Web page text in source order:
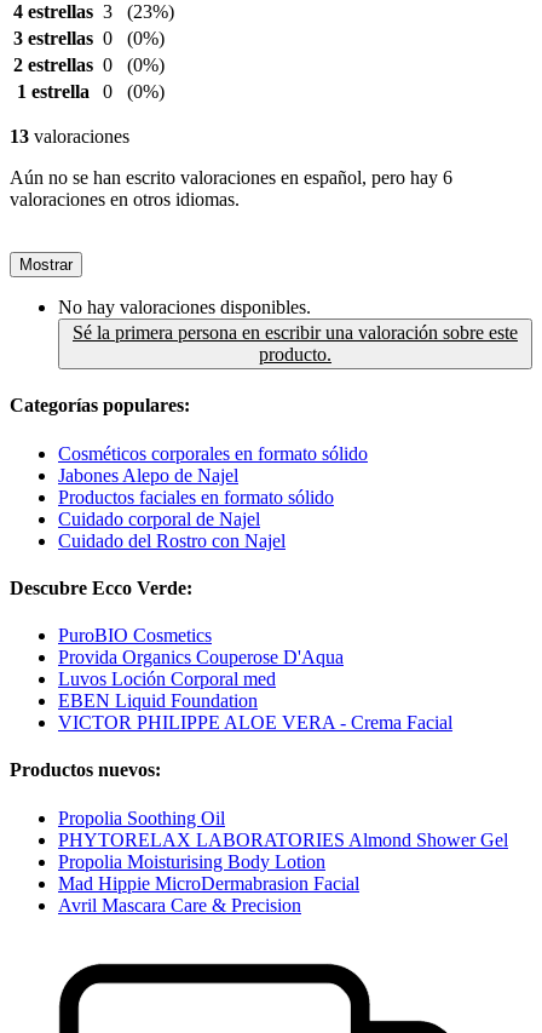
4 estrellas 3
(23%)
3 estrellas 0
(0%)
2 estrellas 0
(0%)
1 estrella
0 (0%)
13 valoraciones
Aún no se han escrito valoraciones en español, pero hay 6
valoraciones en otros idiomas.
Mostrar
No hay valoraciones disponibles.
Sé la primera persona en escribir una valoración sobre este
producto.
Categorías populares:
Cosméticos corporales en formato sólido
Jabones Alepo de Najel
Productos faciales en formato sólido
Cuidado corporal de Najel
Cuidado del Rostro con Najel
Descubre Ecco Verde:
PuroBIO Cosmetics
Provida Organics Couperose D'Aqua
Luvos Loción Corporal med
EBEN Liquid Foundation
VICTOR PHILIPPE ALOE VERA - Crema Facial
Productos nuevos:
Propolia Soothing Oil
PHYTORELAX LABORATORIES Almond Shower Gel
Propolia Moisturising Body Lotion
Mad Hippie MicroDermabrasion Facial
Avril Mascara Care & Precision